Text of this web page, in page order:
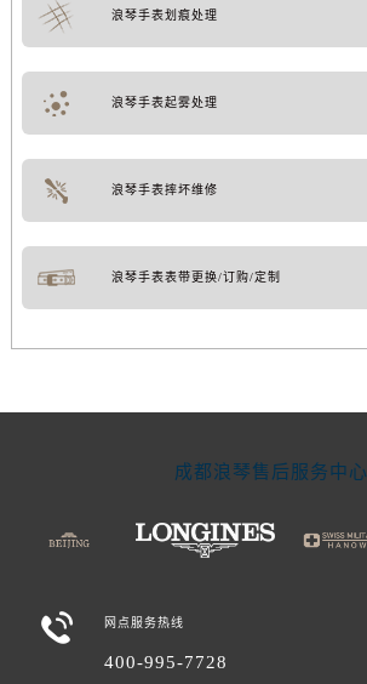
浪琴手表划痕处理
浪琴手表起雾处理
浪琴手表摔坏维修
浪琴手表表带更换/订购/定制
成都浪琴售后服务中心
 网点服务热线
400-995-7728